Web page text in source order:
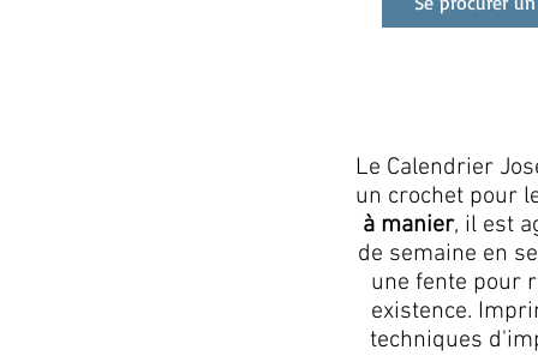
Le Calendrier
un crochet pour
à manier, il est
de semaine en
une fente pour
existence.
techniques